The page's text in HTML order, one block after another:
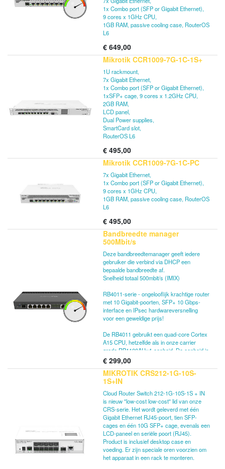
1x Combo port (SFP or Gigabit Ethernet),
9 cores x 1GHz CPU,
1GB RAM, passive cooling case, RouterOS
L6
€ 649,00
Mikrotik CCR1009-7G-1C-1S+
1U rackmount,
7x Gigabit Ethernet,
1x Combo port (SFP or Gigabit Ethernet),
1xSFP+ cage, 9 cores x 1.2GHz CPU,
2GB RAM,
LCD panel,
Dual Power supplies,
SmartCard slot,
RouterOS L6
€ 495,00
Mikrotik CCR1009-7G-1C-PC
7x Gigabit Ethernet,
1x Combo port (SFP or Gigabit Ethernet),
9 cores x 1GHz CPU,
1GB RAM, passive cooling case, RouterOS
L6
€ 495,00
Bandbreedte manager
500Mbit/s
Deze bandbreedtemanager geeft iedere
gebruiker die verbind via DHCP een
bepaalde bandbreedte af.
Snelheid totaal 500mbit/s (IMIX)
RB4011-serie - ongelooflijk krachtige router
met 10 Gigabit-poorten, SFP+ 10 Gbps-
interface en IPsec hardwareversnelling
voor een geweldige prijs!
De RB4011 gebruikt een quad-core Cortex
A15 CPU, hetzelfde als in onze carrier
grade RB1100AHx4-eenheid. De eenheid is
uitgerust met 1 GB RAM, kan PoE-uitvoer
leveren op poort #10 en wordt geleverd met
een compacte en professioneel ogende
solide metalen behuizing in matzwart.
RB4011iGS + RM (Ethernet-model) bevat
twee rackmontageoren die het apparaat
veilig in een standaard 1U-rackruimte zullen
bevestigen.
€ 299,00
MIKROTIK CRS212-1G-10S-
1S+IN
Cloud Router Switch 212-1G-10S-1S + IN
is nieuw "low-cost low-cost" lid van onze
CRS-serie. Het wordt geleverd met één
Gigabit Ethernet RJ45-poort, tien SFP-
cages en één 10G SFP+ cage, evenals een
LCD-paneel en seriële poort (RJ45).
Product is inclusief desktop case en
voeding. Er zijn speciale oren voorzien om
het apparaat in een rack te monteren.